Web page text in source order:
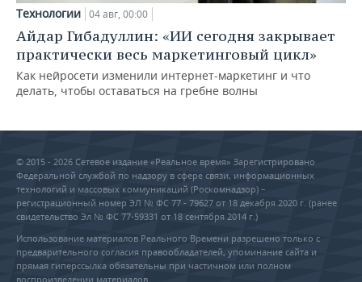
Технологии 04 авг, 00:00
Айдар Гибадуллин: «ИИ сегодня закрывает
практически весь маркетинговый цикл»
Как нейросети изменили интернет-маркетинг и что
делать, чтобы оставаться на гребне волны
© 2015 - 2026 Сетевое издание «Реальное время» Зарегистрировано
Федеральной службой по надзору в сфере связи, информационных
технологий и массовых коммуникаций (Роскомнадзор) –
регистрационный номер ЭЛ № ФС 77 - 79627 от 18 декабря 2020 г. (ранее
свидетельство Эл № ФС 77-59331 от 18 сентября 2014 г.)
Использование материалов Реального Времени разрешено только с
предварительного согласия правообладателей, упоминание сайта и
прямая гиперссылка обязательны при частичном или полном
воспроизведении материалов.